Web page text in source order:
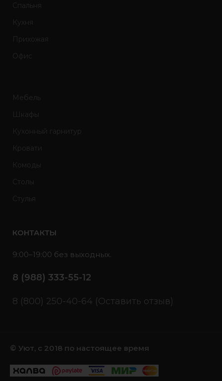
Спальня
Кухня
Прихожая
Офис
Мебель
Шкафы
Кухонный гарнитур
Кровати
Комоды
Столы
Стулья
КОНТАКТЫ
9:00–19:00 без выходных.
8 (988) 333-55-12
8 (800) 250-40-64 (Оставить отзыв)
© Уют, с 2018 по настоящее время